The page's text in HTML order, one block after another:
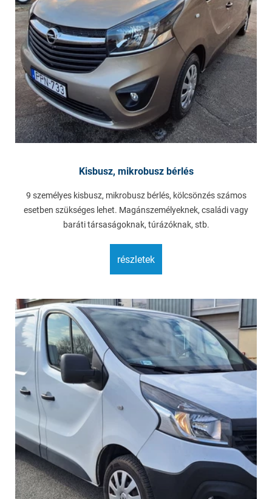
Kisbusz, mikrobusz bérlés
9 személyes kisbusz, mikrobusz bérlés, kölcsönzés számos
esetben szükséges lehet. Magánszemélyeknek, családi vagy
baráti társaságoknak, túrázóknak, stb.
részletek